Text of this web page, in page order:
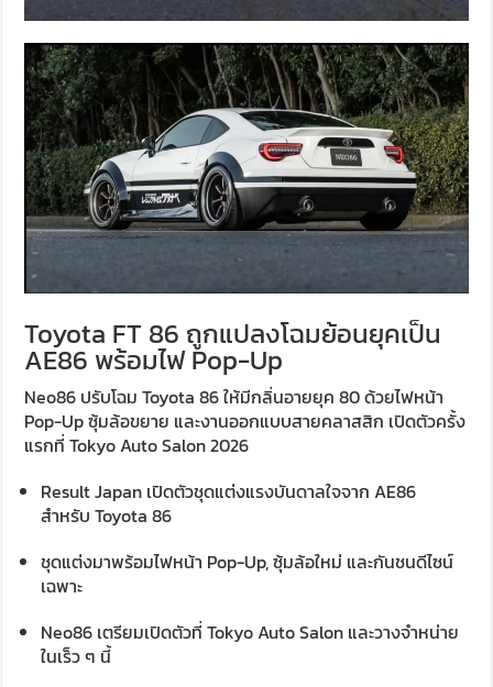
Toyota FT 86 ถูกแปลงโฉมย้อนยุคเป็น
AE86 พร้อมไฟ Pop-Up
Neo86 ปรับโฉม Toyota 86 ให้มีกลิ่นอายยุค 80 ด้วยไฟหน้า
Pop-Up ซุ้มล้อขยาย และงานออกแบบสายคลาสสิก เปิดตัวครั้ง
แรกที่ Tokyo Auto Salon 2026
Result Japan เปิดตัวชุดแต่งแรงบันดาลใจจาก AE86
สำหรับ Toyota 86
ชุดแต่งมาพร้อมไฟหน้า Pop-Up, ซุ้มล้อใหม่ และกันชนดีไซน์
เฉพาะ
Neo86 เตรียมเปิดตัวที่ Tokyo Auto Salon และวางจำหน่าย
ในเร็ว ๆ นี้